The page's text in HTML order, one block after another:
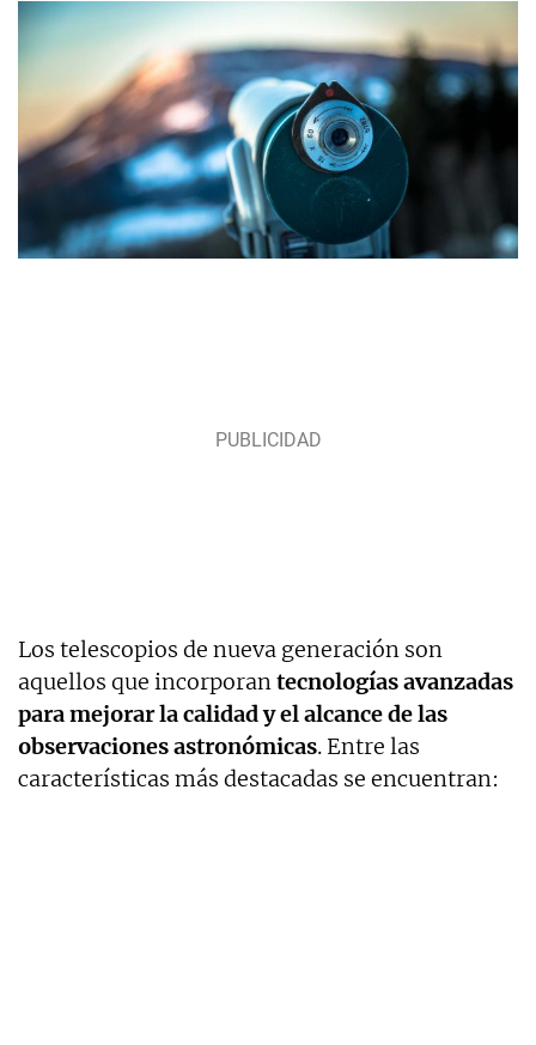
Los telescopios de nueva generación son
aquellos que incorporantecnologías avanzadas
para mejorar la calidad y el alcance de las
observaciones astronómicas. Entre las
características más destacadas se encuentran: